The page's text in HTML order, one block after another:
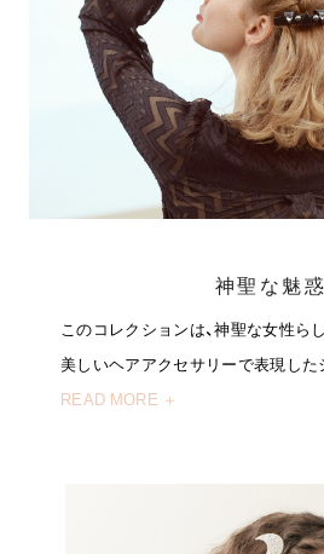
トピックス
ヘアアレンジ動画
クラフトマンシップ
ストア
ニュース
神聖な魅惑
このコレクションは、神聖な女性ら
美しいヘアアクセサリーで表現した
READ MORE ＋